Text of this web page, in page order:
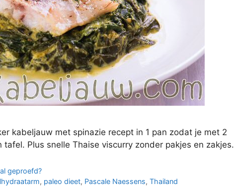
kabeljauw met spinazie recept in 1 pan zodat je met 2
Plus snelle Thaise viscurry zonder pakjes en zakjes.
geproefd?
, paleo dieet, Pascale Naessens,Thailand